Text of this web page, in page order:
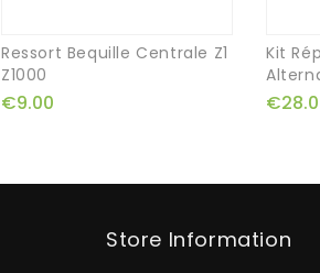
Ressort Bequille Centrale Z1
Z1000
€9.00
Kit
Store Information